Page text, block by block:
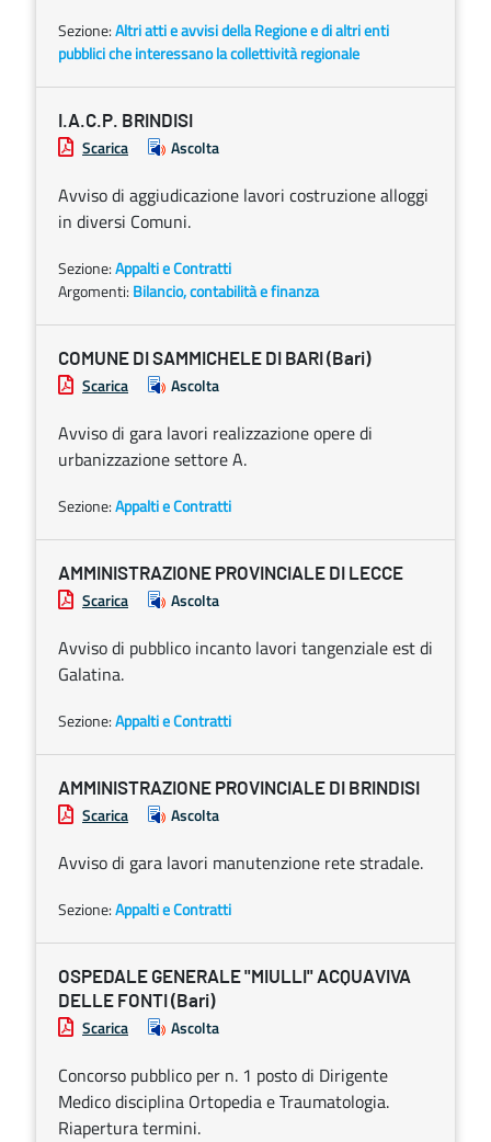
Sezione:Altri atti e avvisi della Regione e di altri enti
pubblici che interessano la collettività regionale
I.A.C.P. BRINDISI
Scarica Ascolta
Avviso di aggiudicazione lavori costruzione alloggi
in diversi Comuni.
Sezione:Appalti e Contratti
Argomenti: Bilancio, contabilità e finanza
COMUNE DI SAMMICHELE DI BARI (Bari)
Scarica Ascolta
Avviso di gara lavori realizzazione opere di
urbanizzazione settore A.
Sezione:Appalti e Contratti
AMMINISTRAZIONE PROVINCIALE DI LECCE
Scarica Ascolta
Avviso di pubblico incanto lavori tangenziale est di
Galatina.
Sezione:Appalti e Contratti
AMMINISTRAZIONE PROVINCIALE DI BRINDISI
Scarica Ascolta
Avviso di gara lavori manutenzione rete stradale.
Sezione:Appalti e Contratti
OSPEDALE GENERALE "MIULLI" ACQUAVIVA
DELLE FONTI (Bari)
Scarica Ascolta
Concorso pubblico per n. 1 posto di Dirigente
Medico disciplina Ortopedia e Traumatologia.
Riapertura termini.